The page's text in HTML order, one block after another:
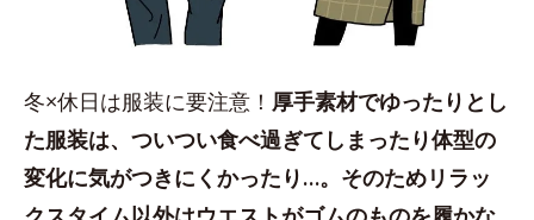
冬×休日は服装に要注意！ 厚手素材でゆったりとし
た服装は、ついつい食べ過ぎてしまったり体型の
変化に気がつきにくかったり…。そのためリラッ